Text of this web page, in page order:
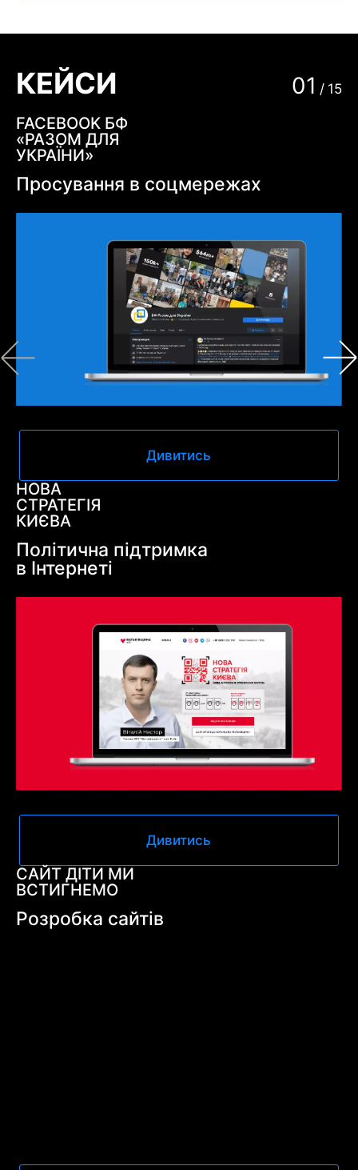
КЕЙСИ 01 / 15
FACEBOOK БФ
«РАЗОМ ДЛЯ
УКРАЇНИ»
Просування в соцмережах
Дивитись
НОВА
СТРАТЕГІЯ
КИЄВА
Політична підтримка
в Інтернеті
Дивитись
САЙТ ДІТИ МИ
ВСТИГНЕМО
Розробка сайтів